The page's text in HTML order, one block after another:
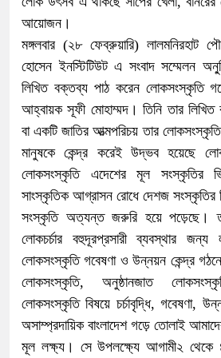
আয়োজন।
মঙ্গলবার (২৮ ফেব্রুয়ারি) লালমনিরহাট
হোসেন ইনস্টিটিউট এ সংবাদ সম্মেলন
লিখিত বক্তব্য পাঠ করেন লোকসংস্কৃতি
আহ্বায়ক সূফী মোহাম্মদ। তিনি তার
বা একটি জাতির আত্মপরিচয় তার
মানুষকে কেন্দ্র করেই উদ্ভব হয়েছে
লোকসংস্কৃতি এদেশের মূল সংস্কৃতির
সাংস্কৃতিক আগ্রাসন রোধে দেশজ সংস্কৃতির
সংস্কৃতি অত্যন্ত জরুরি হয়ে পড়েছে।
লোকচর্চার বহুদূরপ্রসারী ব্যবস্থার জন্য
লোকসংস্কৃতি গবেষণা ও উন্নয়ন কেন্দ্র
লোকসংস্কৃতি, অনুষ্ঠানজাত
লোকসংস্কৃতি বিষয়ে চর্চাবৃদ্ধি, গবেষণা,
অসাম্প্রদায়িক বাংলাদেশ গড়ে তোলাই
মূল লক্ষ্য। সে উপলক্ষ্যে আগামী২ থেকে